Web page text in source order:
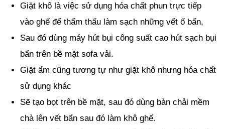
Giặt khô là việc sử dụng hóa chất phun trực tiếp
vào ghế để thẩm thấu làm sạch những vết ố bẩn,
Sau đó dùng máy hút bụi công suất cao hút sạch bụi
bẩn trên bề mặt sofa vải.
Giặt ẩm cũng tương tự như giặt khô nhưng hóa chất
sử dụng khác
Sẽ tạo bọt trên bề mặt, sau đó dùng bàn chải mềm
chà lên vết bẩn sau đó làm khô ghế.